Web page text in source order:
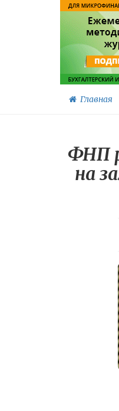
Главная
ФНП
на